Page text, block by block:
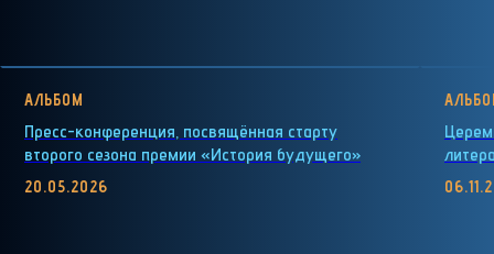
АЛЬБОМ
Пресс-конференция, посвящённая старту
второго сезона премии «История будущего»
20.05.2026